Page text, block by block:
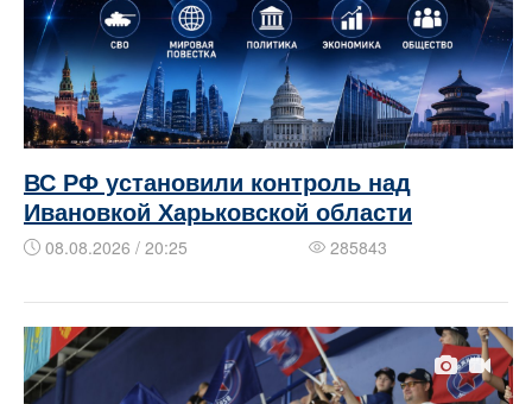
ВС РФ установили контроль над
Ивановкой Харьковской области
08.08.2026 / 20:25 285843